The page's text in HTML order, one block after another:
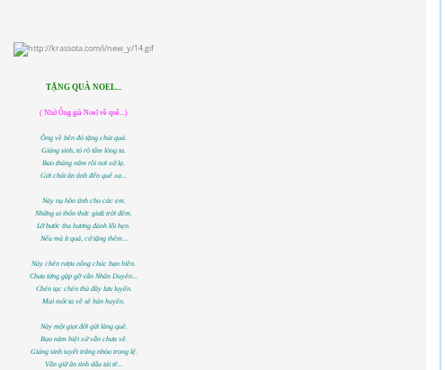
TẶNG QUÀ NOEL...
( Nhờ Ông già Noel về quê...)
Ông về bên đó tặng chút quà.
Giáng sinh, tỏ rõ tấm lòng ta.
Bao tháng năm rồi nơi xứ lạ.
Gửi chút ân tình đến quê xa...
Này nụ hôn tình cho các em.
Những ai thổn thức giưã trời đêm.
Lỡ bước tha hương đành lỗi hẹn.
Nếu mà ít quá, cứ tặng thêm...
Này chén rượu nồng chúc bạn hiền.
Chưa từng gặp gỡ vẫn Nhân Duyên...
Chén tạc chén thù đầy lưu luyến.
Mai mốt ta về sẽ hàn huyên.
Này một giọt đời gửi làng quê.
Bao năm biệt xứ vẫn chưa về.
Giáng sinh tuyết trắng nhòa trong lệ.
Vẫn giữ ân tình dẫu tái tê...